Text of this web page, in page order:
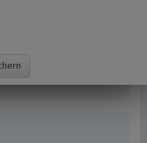
Auswertung
Fernerkundung